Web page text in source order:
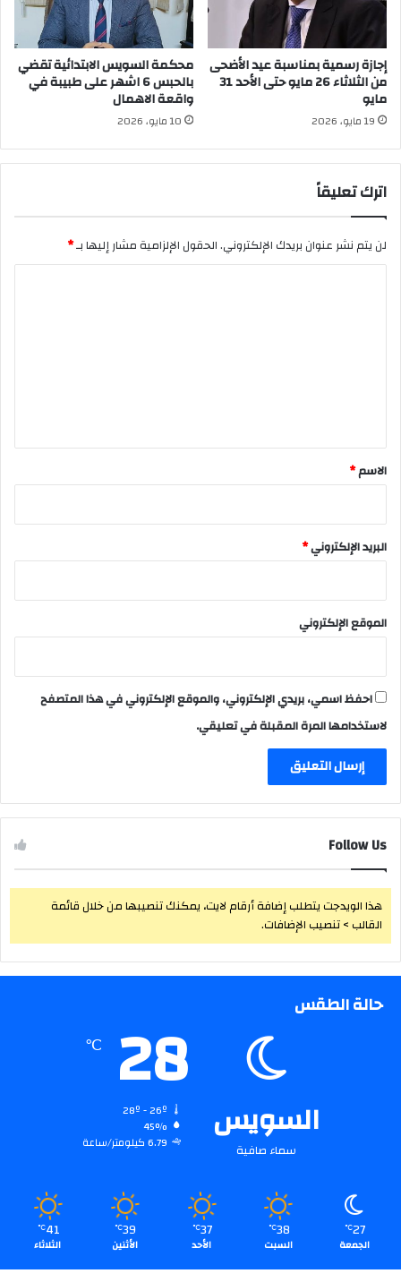
إجازة رسمية بمناسبة عيد الأضحى
من الثلاثاء 26 مايو حتى الأحد 31
مايو
19 مايو، 2026
محكمة السويس الابتدائية تقضي
بالحبس 6 اشهر على طبيبة في
واقعة الاهمال
10 مايو، 2026
اترك تعليقاً
لن يتم نشر عنوان بريدك الإلكتروني.الحقول الإلزامية مشار إليها بـ*
*
الاسم*
البريد الإلكتروني*
الموقع الإلكتروني
احفظ اسمي، بريدي الإلكتروني، والموقع الإلكتروني في هذا المتصفح
لاستخدامها المرة المقبلة في تعليقي.
Follow Us
هذا الويدجت يتطلب إضافة أرقام لايت، يمكنك تنصيبها من خلال قائمة
القالب > تنصيب الإضافات.
حالة الطقس
السويس
سماء صافية
28
℃
45%
6.79 كيلومتر/ساعة
27
℃
الجمعة
38
℃
السبت
37
℃
الأحد
39
℃
الأثنين
41
℃
الثلاثاء